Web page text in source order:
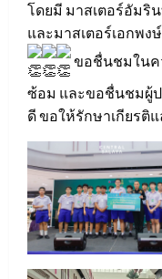
โดยมี มาสเตอร์อัมริ
และมาสเตอร์เอกพ
ขอชื่นชมในค
ซ้อม และขอชื่นชมผู้
ดี ขอให้รักษาเกียรติ